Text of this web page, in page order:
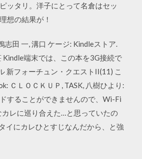
ッタリ。洋子にとって名倉はセッ
想の結果が！
田 一, 溝口 ケージ: Kindleストア.
端末では、この本を3G接続で
新フォーチュン・クエストII(11) こ
ＣＬＯＣＫＵＰ, TASK, 八樹ひより:
することができませんので、Wi-Fi
レに巡り合えた…と思っていたの
イにカレひとすじなんだから、と強